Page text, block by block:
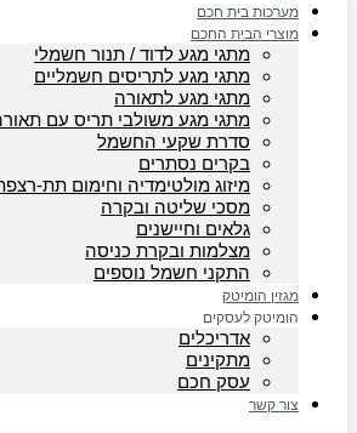
מערכות בית חכם
מוצרי הבית החכם
מתגי מגע לדוד / תנור חשמלי
מתגי מגע לתריסים חשמליים
מתגי מגע לתאורה
מתגי מגע משולבי תריס עם
סדרת שקעי החשמל
בקרים נסתרים
מיזוג מולטימדיה וחימום תת-
מסכי שליטה ובקרה
גלאים וחיישנים
מצלמות ובקרת כניסה
התקני חשמל נוספים
מגזין הומיטק
הומיטק לעסקים
אדריכלים
מתקינים
עסק חכם
צור קשר